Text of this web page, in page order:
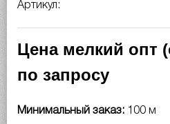
Артикул:
Цена мелкий опт
по запросу
Минимальный заказ: 100 м